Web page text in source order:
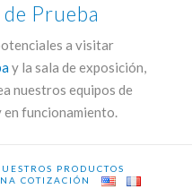
Prueba
a visitar
y la sala de exposición,
nuestros equipos de
en funcionamiento.
PRODUCTOS
COTIZACIÓN